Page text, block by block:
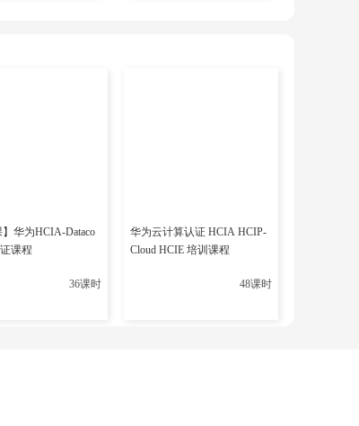
索引、查询处理等关键功能。
句、生成查询计划、执行查询等功能。
】华为HCIA-Dataco
课程
36课时
华为云计算认证 HCIA HCIP-
Cloud HCIE 培训课程
48课时